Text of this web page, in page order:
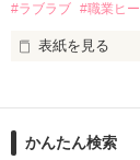
鳴海哲平 (なる
2026.6.5～
#ラブラブ #職業ヒ
表紙を見る
ションの企画戦
めた、同期で恋
かんたん検索